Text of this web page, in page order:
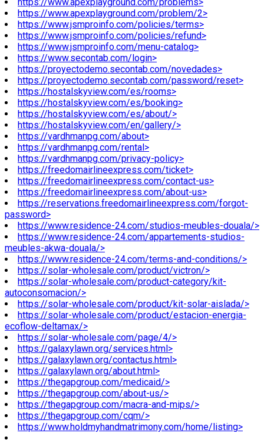
https://www.apexplayground.com/problems>
https://www.apexplayground.com/problem/2>
https://www.jsmproinfo.com/policies/terms>
https://www.jsmproinfo.com/policies/refund>
https://www.jsmproinfo.com/menu-catalog>
https://www.secontab.com/login>
https://proyectodemo.secontab.com/novedades>
https://proyectodemo.secontab.com/password/reset>
https://hostalskyview.com/es/rooms>
https://hostalskyview.com/es/booking>
https://hostalskyview.com/es/about/>
https://hostalskyview.com/en/gallery/>
https://vardhmanpg.com/about>
https://vardhmanpg.com/rental>
https://vardhmanpg.com/privacy-policy>
https://freedomairlineexpress.com/ticket>
https://freedomairlineexpress.com/contact-us>
https://freedomairlineexpress.com/about-us>
https://reservations.freedomairlineexpress.com/forgot-
password>
https://www.residence-24.com/studios-meubles-douala/>
https://www.residence-24.com/appartements-studios-
meubles-akwa-douala/>
https://www.residence-24.com/terms-and-conditions/>
https://solar-wholesale.com/product/victron/>
https://solar-wholesale.com/product-category/kit-
autoconsomacion/>
https://solar-wholesale.com/product/kit-solar-aislada/>
https://solar-wholesale.com/product/estacion-energia-
ecoflow-deltamax/>
https://solar-wholesale.com/page/4/>
https://galaxylawn.org/services.html>
https://galaxylawn.org/contactus.html>
https://galaxylawn.org/about.html>
https://thegapgroup.com/medicaid/>
https://thegapgroup.com/about-us/>
https://thegapgroup.com/macra-and-mips/>
https://thegapgroup.com/cqm/>
https://www.holdmyhandmatrimony.com/home/listing>